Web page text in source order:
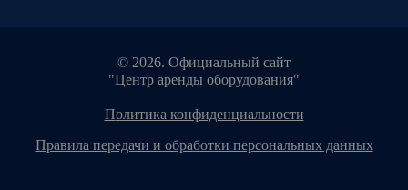
© 2026. Официальный сайт
"Центр аренды оборудования"
политика конфиденциальности
правила передачи и обработки персональных данных